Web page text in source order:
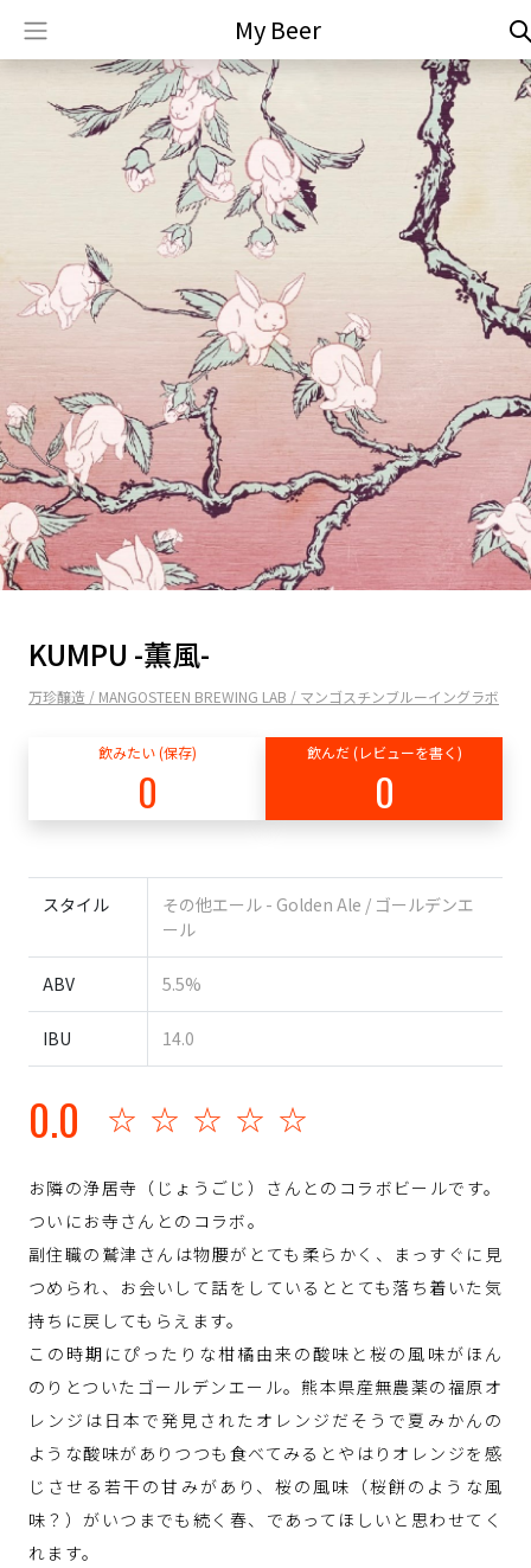
My Beer
KUMPU -薫風-
万珍醸造 / MANGOSTEEN BREWING LAB / マンゴスチンブルーイングラボ
飲みたい (保存)
0
飲んだ (レビューを書く)
0
スタイル
その他エール - Golden Ale / ゴールデンエ
ール
ABV 5.5%
IBU 14.0
0.0 ☆☆☆☆☆
お隣の浄居寺（じょうごじ）さんとのコラボビールです。
ついにお寺さんとのコラボ。
副住職の鷲津さんは物腰がとても柔らかく、まっすぐに見
つめられ、お会いして話をしているととても落ち着いた気
持ちに戻してもらえます。
この時期にぴったりな柑橘由来の酸味と桜の風味がほん
のりとついたゴールデンエール。熊本県産無農薬の福原オ
レンジは日本で発見されたオレンジだそうで夏みかんの
ような酸味がありつつも食べてみるとやはりオレンジを感
じさせる若干の甘みがあり、桜の風味（桜餅のような風
味？）がいつまでも続く春、であってほしいと思わせてく
れます。